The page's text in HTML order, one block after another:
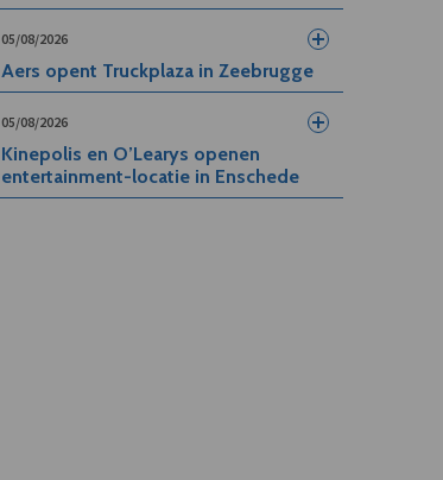
05/08/2026
Aers opent Truckplaza in Zeebrugge
05/08/2026
Kinepolis en O’Learys openen
entertainment-locatie in Enschede